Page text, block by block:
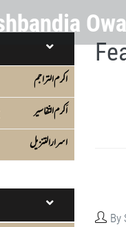
اکرم التراجم
اَکرم التّفاسیر
اسرارالتنزیل
By